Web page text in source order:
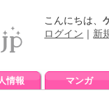
こんにちは、
ログイン
新
情報 マンガ